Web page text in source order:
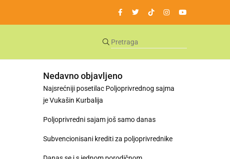
Nedavno objavljeno
Najsrećniji posetilac Poljoprivrednog sajma
je Vukašin Kurbalija
Poljoprivredni sajam još samo danas
Subvencionisani krediti za poljoprivrednike